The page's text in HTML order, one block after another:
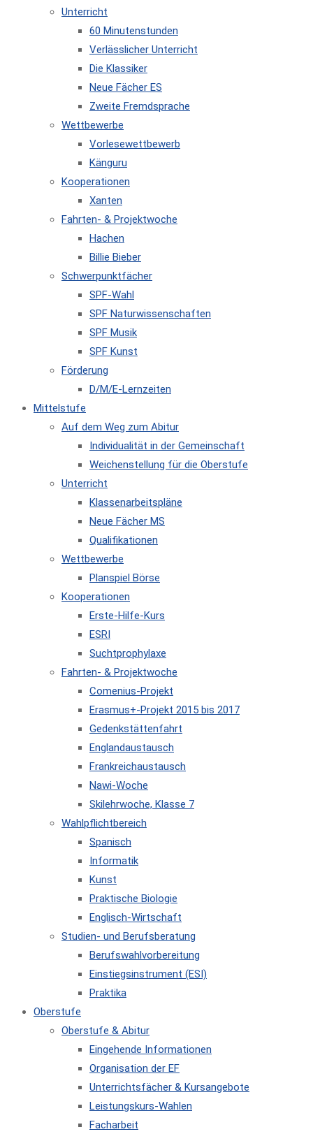
Unterricht
60 Minutenstunden
Verlässlicher Unterricht
Die Klassiker
Neue Fächer ES
Zweite Fremdsprache
Wettbewerbe
Vorlesewettbewerb
Känguru
Kooperationen
Xanten
Fahrten- & Projektwoche
Hachen
Billie Bieber
Schwerpunktfächer
SPF-Wahl
SPF Naturwissenschaften
SPF Musik
SPF Kunst
Förderung
D/M/E-Lernzeiten
Mittelstufe
Auf dem Weg zum Abitur
Individualität in der Gemeinschaft
Weichenstellung für die Oberstufe
Unterricht
Klassenarbeitspläne
Neue Fächer MS
Qualifikationen
Wettbewerbe
Planspiel Börse
Kooperationen
Erste-Hilfe-Kurs
ESRI
Suchtprophylaxe
Fahrten- & Projektwoche
Comenius-Projekt
Erasmus+-Projekt 2015 bis 2017
Gedenkstättenfahrt
Englandaustausch
Frankreichaustausch
Nawi-Woche
Skilehrwoche, Klasse 7
Wahlpflichtbereich
Spanisch
Informatik
Kunst
Praktische Biologie
Englisch-Wirtschaft
Studien- und Berufsberatung
Berufswahlvorbereitung
Einstiegsinstrument (ESI)
Praktika
Oberstufe
Oberstufe & Abitur
Eingehende Informationen
Organisation der EF
Unterrichtsfächer & Kursangebote
Leistungskurs-Wahlen
Facharbeit